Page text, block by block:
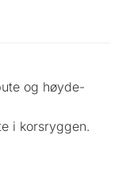
og høyde-
i korsryggen.